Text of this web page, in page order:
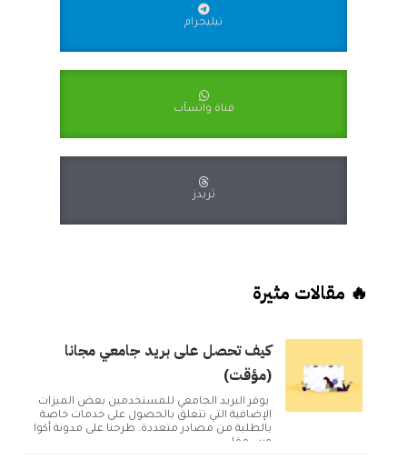
تيليجرام
قناة واتسآب
ثريدز
🔥 مقالات مثيرة
كيف تحصل على بريد جامعي مجانا
(مؤقت)
يوفر البريد الجامعي للمستخدمين بعض الميزات
الإضافية التي تتعلق بالحصول على خدمات خاصة
بالطلبة من مصادر متعددة. طرحنا على مدونة أكوا
ويب مقا...